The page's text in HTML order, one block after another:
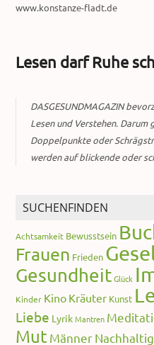
www.konstanze-fladt.de
Lesen darf Ruhe
DASGESUNDMAGAZIN
Lesen und Verstehen. Darum
Doppelpunkte oder
werden auf blickende oder
SUCHENFINDEN
Achtsamkeit Bewusstsein
Frauen Frieden
Gesundheit Glück
Kinder Kino Kräuter Kunst
Liebe Lyrik Mantren
Mut Männer